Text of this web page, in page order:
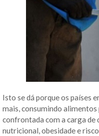
Isto se dá porque os países
mais, consumindo
confrontada com a carga de
nutricional, obesidade e